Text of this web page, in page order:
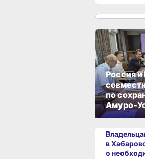
Россия
по
в
о